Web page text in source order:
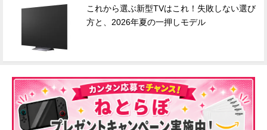
これから選ぶ新型TVはこれ！失敗しない選び
方と、2026年夏の一押しモデル